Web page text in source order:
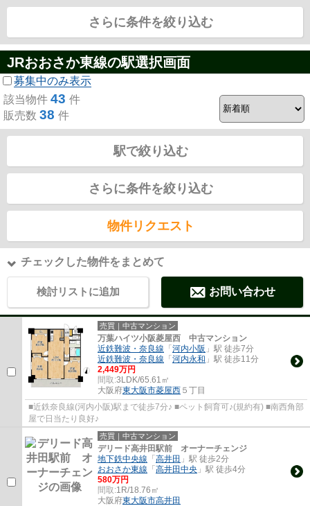
JRおおさか東線の駅選択画面
募集中のみ表示
該当物件 43 件
販売数 38 件
駅で絞り込む
さらに条件を絞り込む
物件リクエスト
チェックした物件をまとめて
検討リストに追加 お問い合わせ
売買｜中古マンション
万葉ハイツ小阪菱屋西 中古マンション
近鉄難波・奈良線 「河内小阪 」駅 徒歩7分
近鉄難波・奈良線 「河内永和 」駅 徒歩11分
2,449万円
間取:3LDK/65.61㎡
大阪府東大阪市菱屋西 ５丁目
■近鉄奈良線(河内小阪)駅まで徒歩7分♪ ■ペット飼育可♪(規約有) ■南西角部
屋で日当たり良好♪
売買｜中古マンション
デリード高井田駅前 オーナーチェンジ
地下鉄中央線 「高井田 」駅 徒歩2分
おおさか東線 「高井田中央 」駅 徒歩4分
580万円
間取:1R/18.76㎡
大阪府東大阪市高井田
さらに条件を絞り込む